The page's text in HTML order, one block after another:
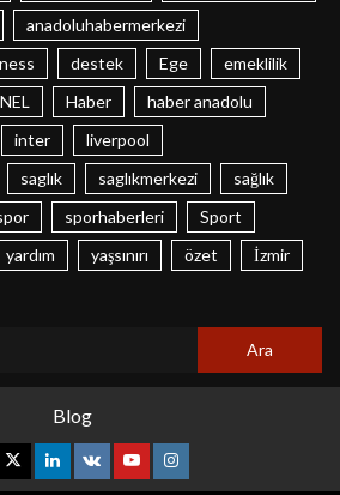
anadoluhabermerkezi
destek Ege
emeklilik
Haber
haber anadolu
inter
liverpool
saglık saglıkmerkezi
sağlık
sporhaberleri
Sport
yardım yaşsınırı özet
İzmir
Blog